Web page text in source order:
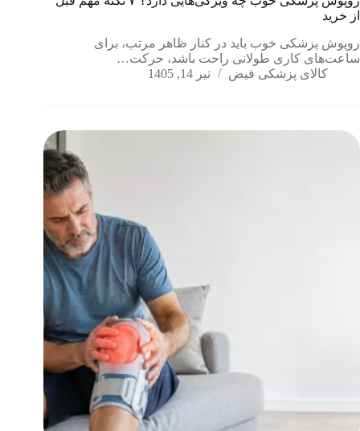
از خرید
روپوش پزشکی خوب باید در کنار ظاهر مرتب، برای
ساعت‌های کاری طولانی راحت باشد، حرکت…
کالای پزشکی فیض
تیر 14, 1405